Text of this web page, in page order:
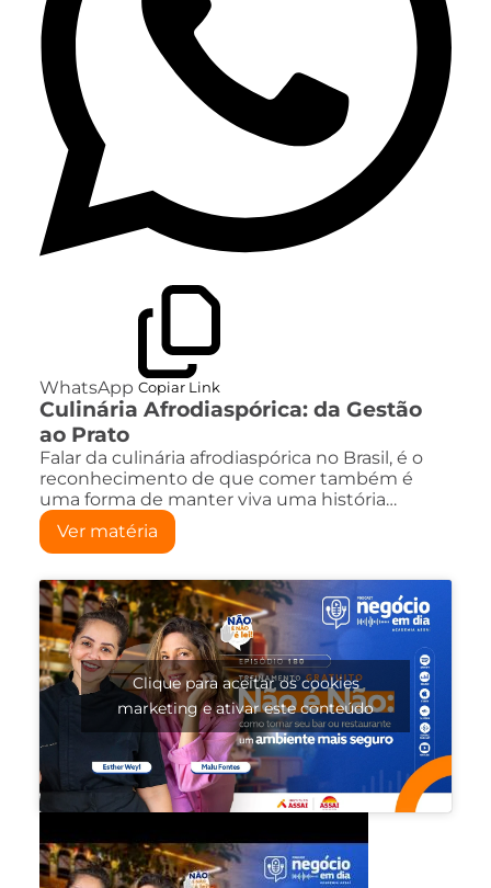
WhatsApp Copiar Link
Culinária Afrodiaspórica: da Gestão
ao Prato
Falar da culinária afrodiaspórica no Brasil, é o
reconhecimento de que comer também é
uma forma de manter viva uma história…
Ver matéria
Clique para aceitar os cookies
marketing e ativar este conteúdo